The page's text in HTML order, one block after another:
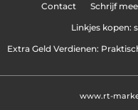
Contact Schrijf mee
Linkjes kopen:
Extra Geld Verdienen:
www.rt-